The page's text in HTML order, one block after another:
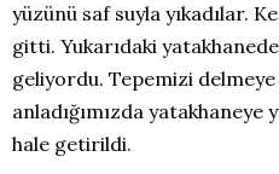
yüzünü saf suyla yıkadılar.
gitti. Yukarıdaki
geliyordu. Tepemizi delmeye
anladığımızda
hale getirildi.